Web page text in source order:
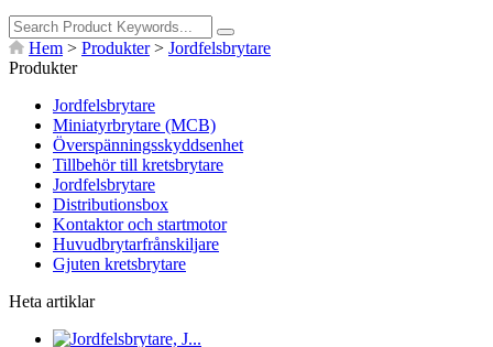
Hem > Produkter> Jordfelsbrytare
Produkter
Jordfelsbrytare
Miniatyrbrytare (MCB)
Överspänningsskyddsenhet
Tillbehör till kretsbrytare
Jordfelsbrytare
Distributionsbox
Kontaktor och startmotor
Huvudbrytarfrånskiljare
Gjuten kretsbrytare
Heta artiklar